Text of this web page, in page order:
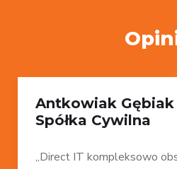
Antkowiak
Spółka Cywilna
„Direct IT kompleksowo